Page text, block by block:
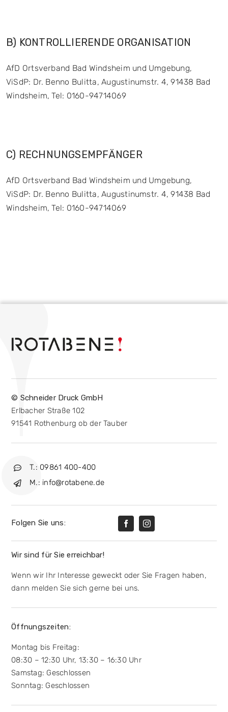
B) KONTROLLIERENDE ORGANISATION
AfD Ortsverband Bad Windsheim und Umgebung,
ViSdP: Dr. Benno Bulitta, Augustinumstr. 4, 91438 Bad
Windsheim, Tel: 0160-94714069
C) RECHNUNGSEMPFÄNGER
AfD Ortsverband Bad Windsheim und Umgebung,
ViSdP: Dr. Benno Bulitta, Augustinumstr. 4, 91438 Bad
Windsheim, Tel: 0160-94714069
© Schneider Druck GmbH
Erlbacher Straße 102
91541 Rothenburg ob der Tauber
T.: 09861 400-400
M.: info@rotabene.de
Folgen Sie uns:
Wir sind für Sie erreichbar!
Wenn wir Ihr Interesse geweckt oder Sie Fragen haben,
dann melden Sie sich gerne bei uns.
Öffnungszeiten:
Montag bis Freitag:
08:30 – 12:30 Uhr, 13:30 – 16:30 Uhr
Samstag: Geschlossen
Sonntag: Geschlossen